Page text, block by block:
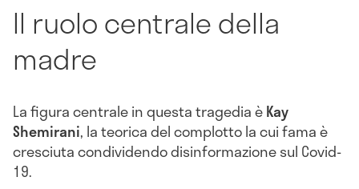
Il ruolo centrale della
madre
La figura centrale in questa tragedia èKay
Shemirani, la teorica del complotto la cui fama è
cresciuta condividendo disinformazione sul Covid-
19.